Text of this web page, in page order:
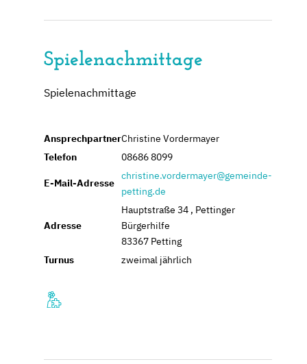
Spielenachmittage
Spielenachmittage
AnsprechpartnerChristine Vordermayer
Telefon
08686 8099
E-Mail-Adresse
christine.vordermayer@gemeinde-
petting.de
Adresse
Hauptstraße 34 , Pettinger
Bürgerhilfe
83367 Petting
Turnus
zweimal jährlich